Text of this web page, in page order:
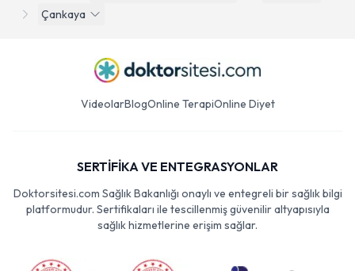
Çankaya
VideolarBlogOnline TerapiOnline Diyet
SERTİFİKA VE ENTEGRASYONLAR
Doktorsitesi.com Sağlık Bakanlığı onaylı ve entegreli bir sağlık bilgi
platformudur. Sertifikaları ile tescillenmiş güvenilir altyapısıyla
sağlık hizmetlerine erişim sağlar.